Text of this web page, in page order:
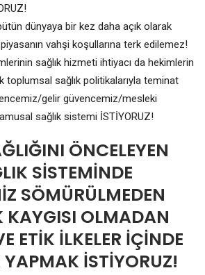
dünyaya bir kez daha açık olarak
vahşi koşullarına terk edilemez!
sağlık hizmeti ihtiyacı da hekimlerin
toplumsal sağlık politikalarıyla teminat
gelir güvencemiz/mesleki
sağlık sistemi İSTİYORUZ!
ÖNCELEYEN
SİSTEMİNDE
SÖMÜRÜLMEDEN
KAYGISI OLMADAN
ETİK İLKELER İÇİNDE
YAPMAK İSTİYORUZ!